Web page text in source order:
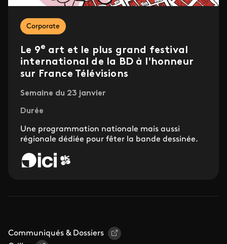
Corporate
Le 9e art et le plus grand festival
international de la BD à l'honneur
sur France Télévisions
Semaine du 23 janvier
Durée
Une programmation nationale mais aussi
régionale dédiée pour fêter la bande dessinée.
Communiqués & Dossiers